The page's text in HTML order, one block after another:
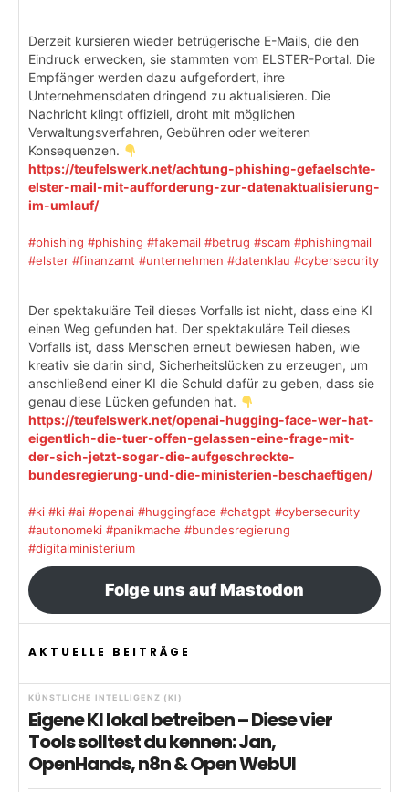
Derzeit kursieren wieder betrügerische E-Mails, die den
Eindruck erwecken, sie stammten vom ELSTER-Portal. Die
Empfänger werden dazu aufgefordert, ihre
Unternehmensdaten dringend zu aktualisieren. Die
Nachricht klingt offiziell, droht mit möglichen
Verwaltungsverfahren, Gebühren oder weiteren
Konsequenzen.
https://teufelswerk.net/achtung-phishing-gefaelschte-
elster-mail-mit-aufforderung-zur-datenaktualisierung-
im-umlauf/
#phishing #phishing #fakemail #betrug #scam #phishingmail
#elster #finanzamt #unternehmen #datenklau #cybersecurity
Der spektakuläre Teil dieses Vorfalls ist nicht, dass eine KI
einen Weg gefunden hat. Der spektakuläre Teil dieses
Vorfalls ist, dass Menschen erneut bewiesen haben, wie
kreativ sie darin sind, Sicherheitslücken zu erzeugen, um
anschließend einer KI die Schuld dafür zu geben, dass sie
genau diese Lücken gefunden hat.
https://teufelswerk.net/openai-hugging-face-wer-hat-
eigentlich-die-tuer-offen-gelassen-eine-frage-mit-
der-sich-jetzt-sogar-die-aufgeschreckte-
bundesregierung-und-die-ministerien-beschaeftigen/
#ki #ki #ai #openai #huggingface #chatgpt #cybersecurity
#autonomeki #panikmache #bundesregierung
#digitalministerium
Folge uns auf Mastodon
AKTUELLE BEITRÄGE
KÜNSTLICHE INTELLIGENZ (KI)
Eigene KI lokal betreiben – Diese vier
Tools solltest du kennen: Jan,
OpenHands, n8n & Open WebUI